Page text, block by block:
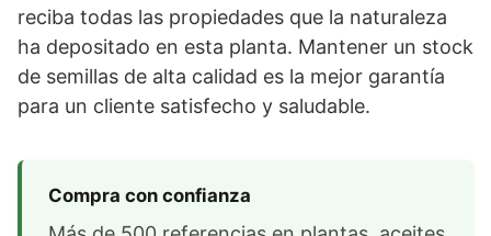
reciba todas las propiedades que la naturaleza
ha depositado en esta planta. Mantener un stock
de semillas de alta calidad es la mejor garantía
para un cliente satisfecho y saludable.
Compra con confianza